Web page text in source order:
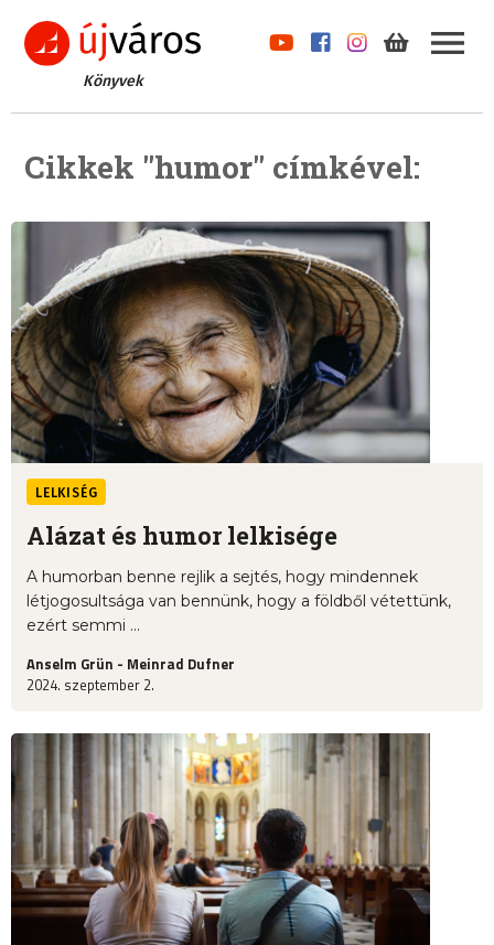
Könyvek
Cikkek "humor" címkével:
LELKISÉG
Alázat és humor lelkisége
A humorban benne rejlik a sejtés, hogy mindennek
létjogosultsága van bennünk, hogy a földből vétettünk,
ezért semmi ...
Anselm Grün - Meinrad Dufner
2024. szeptember 2.